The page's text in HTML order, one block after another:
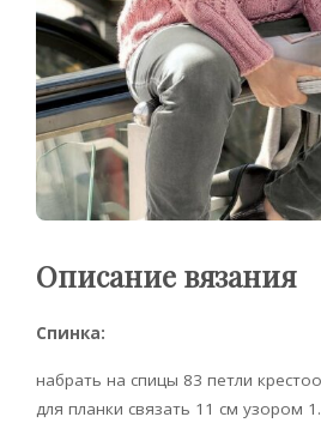
Описание вязания
Спинка:
набрать на спицы 83 петли
для планки связать 11 см узором 1.